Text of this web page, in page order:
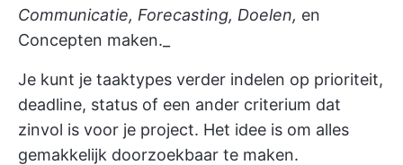
Communicatie, Forecasting, Doelen, en
Concepten maken._
Je kunt je taaktypes verder indelen op prioriteit,
deadline, status of een ander criterium dat
zinvol is voor je project. Het idee is om alles
gemakkelijk doorzoekbaar te maken.